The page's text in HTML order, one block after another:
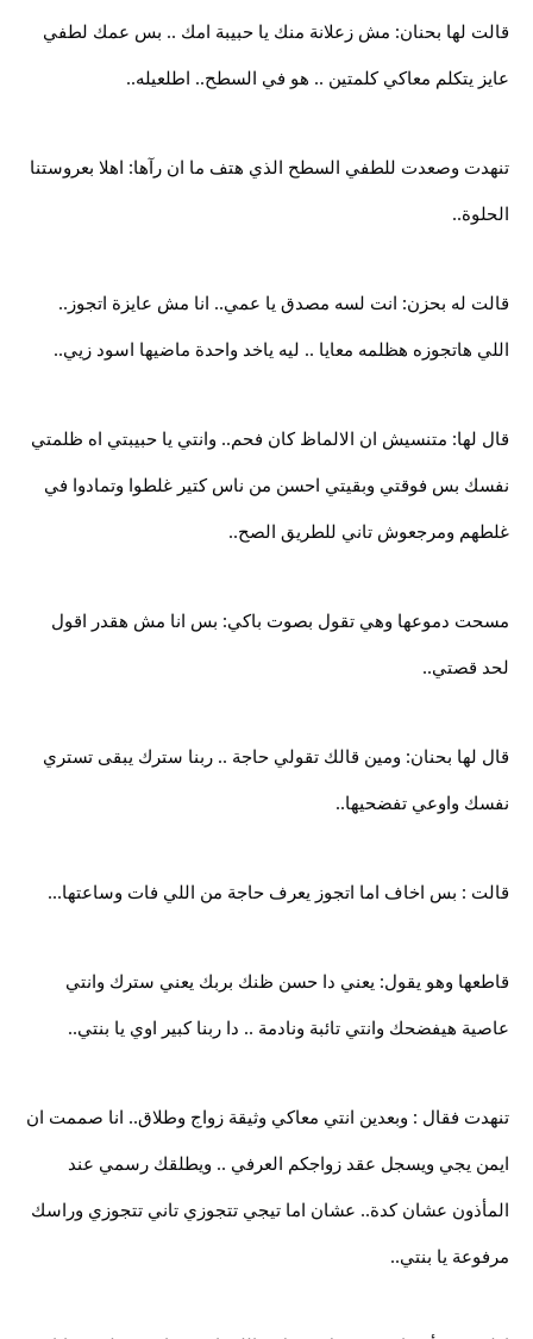
قالت لها بحنان: مش زعلانة منك يا حبيبة امك .. بس عمك لطفي
عايز يتكلم معاكي كلمتين .. هو في السطح.. اطلعيله..
تنهدت وصعدت للطفي السطح الذي هتف ما ان رآها: اهلا بعروستنا
الحلوة..
قالت له بحزن: انت لسه مصدق يا عمي.. انا مش عايزة اتجوز..
اللي هاتجوزه هظلمه معايا .. ليه ياخد واحدة ماضيها اسود زيي..
قال لها: متنسيش ان الالماظ كان فحم.. وانتي يا حبيبتي اه ظلمتي
نفسك بس فوقتي وبقيتي احسن من ناس كتير غلطوا وتمادوا في
غلطهم ومرجعوش تاني للطريق الصح..
مسحت دموعها وهي تقول بصوت باكي: بس انا مش هقدر اقول
لحد قصتي..
قال لها بحنان: ومين قالك تقولي حاجة .. ربنا سترك يبقى تستري
نفسك واوعي تفضحيها..
قالت : بس اخاف اما اتجوز يعرف حاجة من اللي فات وساعتها...
قاطعها وهو يقول: يعني دا حسن ظنك بربك يعني سترك وانتي
عاصية هيفضحك وانتي تائبة ونادمة .. دا ربنا كبير اوي يا بنتي..
تنهدت فقال : وبعدين انتي معاكي وثيقة زواج وطلاق.. انا صممت ان
ايمن يجي ويسجل عقد زواجكم العرفي .. ويطلقك رسمي عند
المأذون عشان كدة.. عشان اما تيجي تتجوزي تاني تتجوزي وراسك
مرفوعة يا بنتي..